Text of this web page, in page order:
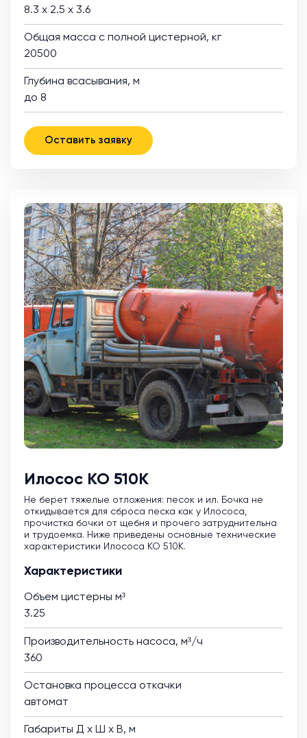
8.3 х 2.5 х 3.6
Общая масса с полной цистерной, кг
20500
Глубина всасывания, м
до 8
Оставить заявку
Илосос КО 510К
Не берет тяжелые отложения: песок и ил. Бочка не
откидывается для сброса песка как у Илососа,
прочистка бочки от щебня и прочего затруднительна
и трудоемка. Ниже приведены основные технические
характеристики Илососа КО 510К.
Характеристики
Объем цистерны м³
3.25
Производительность насоса, м³/ч
360
Остановка процесса откачки
автомат
Габариты Д х Ш х В, м